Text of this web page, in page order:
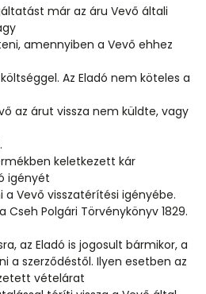
már az áru Vevő általi
amennyiben a Vevő ehhez
Az Eladó nem köteles a
az árut vissza nem küldte, vagy
keletkezett kár
igényét
Vevő visszatérítési igényébe.
Cseh Polgári Törvénykönyv 1829.
az Eladó is jogosult bármikor, a
a szerződéstől. Ilyen esetben az
vételárat